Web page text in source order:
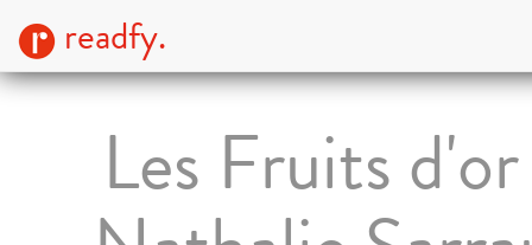
readfy.
Les Fruits